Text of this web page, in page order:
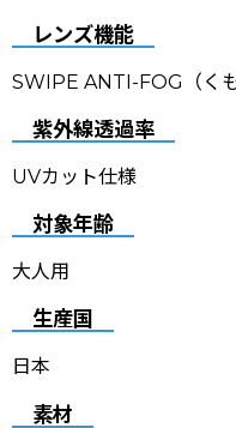
レンズ機能
SWIPE ANTI-FOG（く
紫外線透過率
UVカット仕様
対象年齢
大人用
生産国
日本
素材